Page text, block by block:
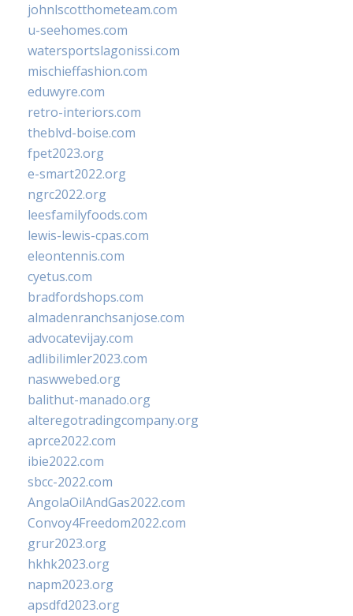
johnlscotthometeam.com
u-seehomes.com
watersportslagonissi.com
mischieffashion.com
eduwyre.com
retro-interiors.com
theblvd-boise.com
fpet2023.org
e-smart2022.org
ngrc2022.org
leesfamilyfoods.com
lewis-lewis-cpas.com
eleontennis.com
cyetus.com
bradfordshops.com
almadenranchsanjose.com
advocatevijay.com
adlibilimler2023.com
naswwebed.org
balithut-manado.org
alteregotradingcompany.org
aprce2022.com
ibie2022.com
sbcc-2022.com
AngolaOilAndGas2022.com
Convoy4Freedom2022.com
grur2023.org
hkhk2023.org
napm2023.org
apsdfd2023.org